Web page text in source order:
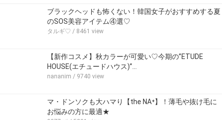
ブラックヘッドも怖くない！韓国女子がおすすめする夏
のSOS美容アイテム④選♡
タルギ♡ / 8461 view
【新作コスメ】秋カラーが可愛い♡今期の”ETUDE
HOUSE(エチュードハウス)”…
nananim / 9740 view
マ・ドンソクも大ハマり【the NA⁺】！薄毛や抜け毛に
お悩みの方に最適★